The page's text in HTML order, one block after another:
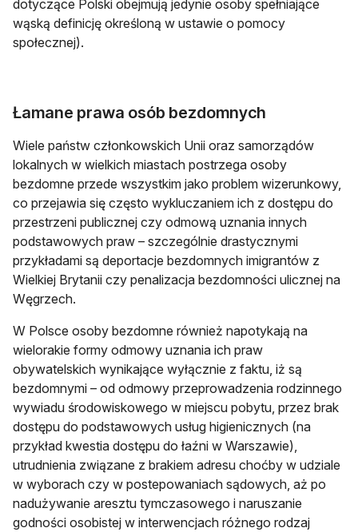
dotyczące Polski obejmują jedynie osoby spełniające
wąską definicję określoną w ustawie o pomocy
społecznej).
Łamane prawa osób bezdomnych
Wiele państw członkowskich Unii oraz samorządów
lokalnych w wielkich miastach postrzega osoby
bezdomne przede wszystkim jako problem wizerunkowy,
co przejawia się często wykluczaniem ich z dostępu do
przestrzeni publicznej czy odmową uznania innych
podstawowych praw – szczególnie drastycznymi
przykładami są deportacje bezdomnych imigrantów z
Wielkiej Brytanii czy penalizacja bezdomności ulicznej na
Węgrzech.
W Polsce osoby bezdomne również napotykają na
wielorakie formy odmowy uznania ich praw
obywatelskich wynikające wyłącznie z faktu, iż są
bezdomnymi – od odmowy przeprowadzenia rodzinnego
wywiadu środowiskowego w miejscu pobytu, przez brak
dostępu do podstawowych usług higienicznych (na
przykład kwestia dostępu do łaźni w Warszawie),
utrudnienia związane z brakiem adresu choćby w udziale
w wyborach czy w postepowaniach sądowych, aż po
nadużywanie aresztu tymczasowego i naruszanie
godności osobistej w interwencjach różnego rodzaj